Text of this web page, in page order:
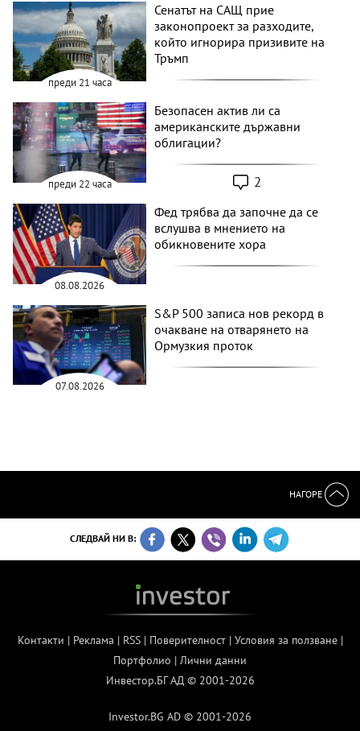
преди 21 часа
Сенатът на САЩ прие
законопроект за разходите,
който игнорира призивите на
Тръмп
преди 22 часа
Безопасен актив ли са
американските държавни
облигации?
2
08.08.2026
Фед трябва да започне да се
вслушва в мнението на
обикновените хора
07.08.2026
S&P 500 записа нов рекорд в
очакване на отварянето на
Ормузкия проток
НАГОРЕ
СЛЕДВАЙ НИ В:
Контакти | Реклама | RSS| Поверителност| Условия за ползване|
Портфолио | Лични данни
Инвестор.БГ АД © 2001-2026
Investor.BG AD © 2001-2026